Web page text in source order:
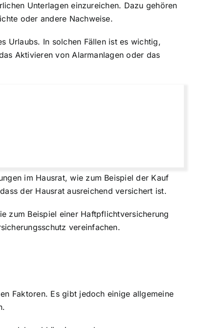
Unterlagen einzureichen. Dazu gehören
oder andere Nachweise.
Urlaubs. In solchen Fällen ist es wichtig,
Aktivieren von Alarmanlagen oder das
im Hausrat, wie zum Beispiel der Kauf
der Hausrat ausreichend versichert ist.
zum Beispiel einer Haftpflichtversicherung
vereinfachen.
Faktoren. Es gibt jedoch einige allgemeine